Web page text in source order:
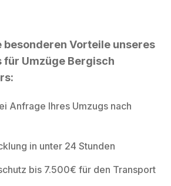
besonderen Vorteile unseres
Umzüge Bergisch
Anfrage Ihres Umzugs nach
in unter 24 Stunden
bis 7.500€ für den Transport